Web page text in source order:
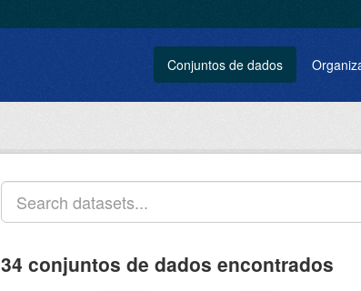
Conjuntos de dados
34 conjuntos de dados encontrados